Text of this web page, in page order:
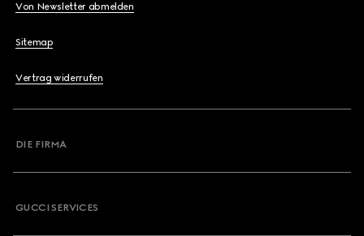
Von Newsletter abmelden
Sitemap
Vertrag widerrufen
DIE FIRMA
GUCCI SERVICES